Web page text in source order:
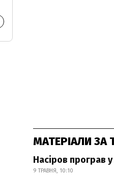
МАТЕРІАЛИ
Насіров програв
9 ТРАВНЯ, 10:10